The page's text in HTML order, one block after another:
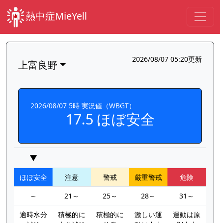
熱中症MieYell
上富良野 2026/08/07 05:20更新
2026/08/07 5時 実況値（WBGT）
17.5 ほぼ安全
▼
ほぼ安全 注意 警戒 厳重警戒
危険
～
21～ 25～ 28～
31～
適時水分
積極的に
積極的に
激しい運
運動は原